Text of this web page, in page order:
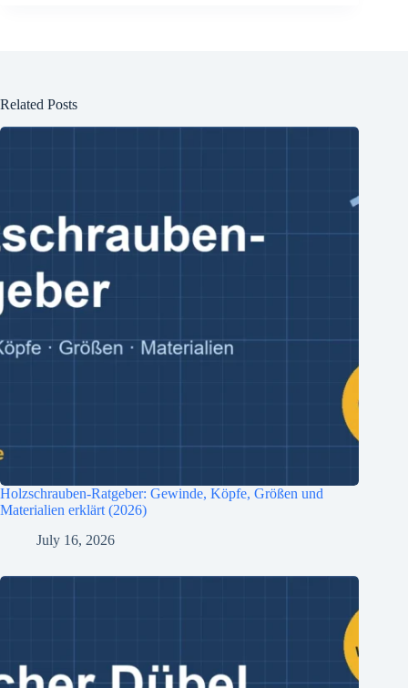
Related Posts
Holzschrauben-Ratgeber: Gewinde, Köpfe, Größen und
Materialien erklärt (2026)
July 16, 2026